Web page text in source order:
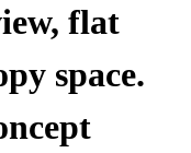
flat
space.